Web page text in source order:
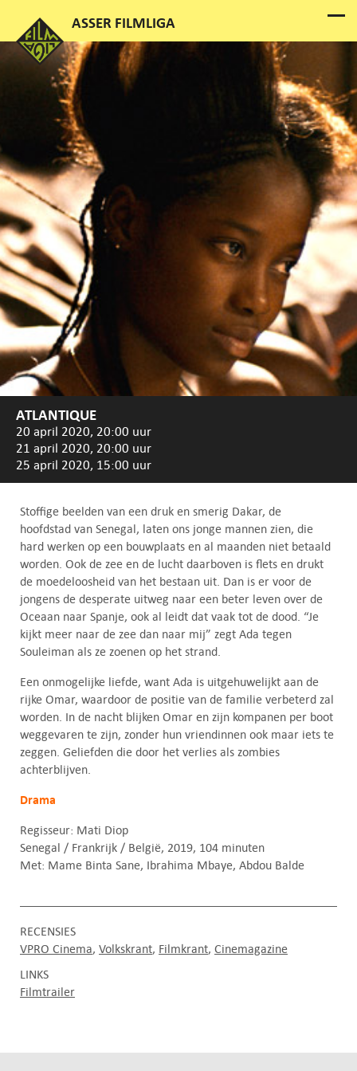
ATLANTIQUE
20 april 2020, 20:00 uur
21 april 2020, 20:00 uur
25 april 2020, 15:00 uur
Stoffige beelden van een druk en smerig Dakar, de
hoofdstad van Senegal, laten ons jonge mannen zien, die
hard werken op een bouwplaats en al maanden niet betaald
worden. Ook de zee en de lucht daarboven is flets en drukt
de moedeloosheid van het bestaan uit. Dan is er voor de
jongens de desperate uitweg naar een beter leven over de
Oceaan naar Spanje, ook al leidt dat vaak tot de dood. “Je
kijkt meer naar de zee dan naar mij” zegt Ada tegen
Souleiman als ze zoenen op het strand.
Een onmogelijke liefde, want Ada is uitgehuwelijkt aan de
rijke Omar, waardoor de positie van de familie verbeterd zal
worden. In de nacht blijken Omar en zijn kompanen per boot
weggevaren te zijn, zonder hun vriendinnen ook maar iets te
zeggen. Geliefden die door het verlies als zombies
achterblijven.
Drama
Regisseur: Mati Diop
Senegal / Frankrijk / België, 2019, 104 minuten
Met: Mame Binta Sane, Ibrahima Mbaye, Abdou Balde
RECENSIES
VPRO Cinema Volkskrant Filmkrant Cinemagazine
LINKS
Filmtrailer